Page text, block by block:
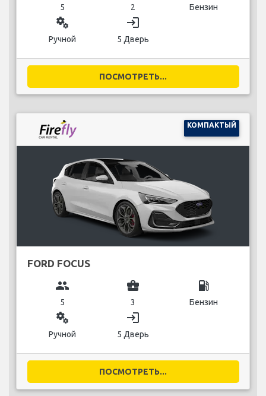
5 2 Бензин
miscellaneous_services
Ручной
login
5 Дверь
ПОСМОТРЕТЬ...
КОМПАКТЫЙ
FORD FOCUS
group
5
business_center
3
local_gas_station
Бензин
miscellaneous_services
Ручной
login
5 Дверь
ПОСМОТРЕТЬ...